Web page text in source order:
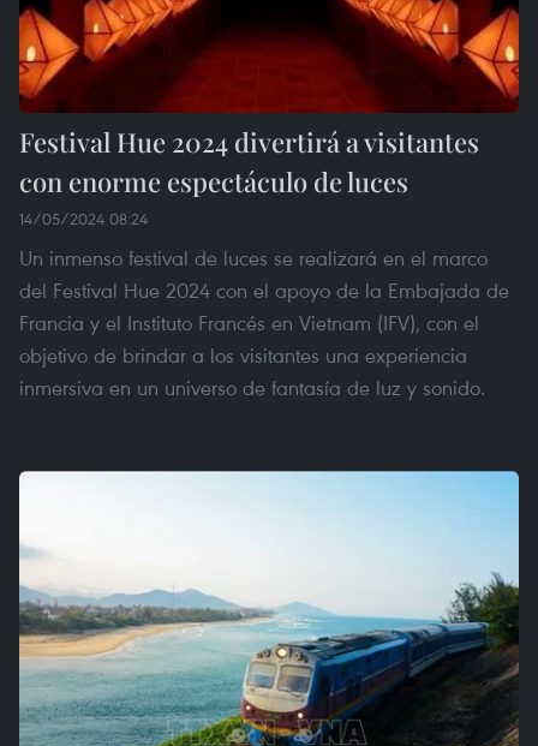
Festival Hue 2024 divertirá a visitantes
con enorme espectáculo de luces
14/05/2024 08:24
Un inmenso festival de luces se realizará en el marco
del Festival Hue 2024 con el apoyo de la Embajada de
Francia y el Instituto Francés en Vietnam (IFV), con el
objetivo de brindar a los visitantes una experiencia
inmersiva en un universo de fantasía de luz y sonido.